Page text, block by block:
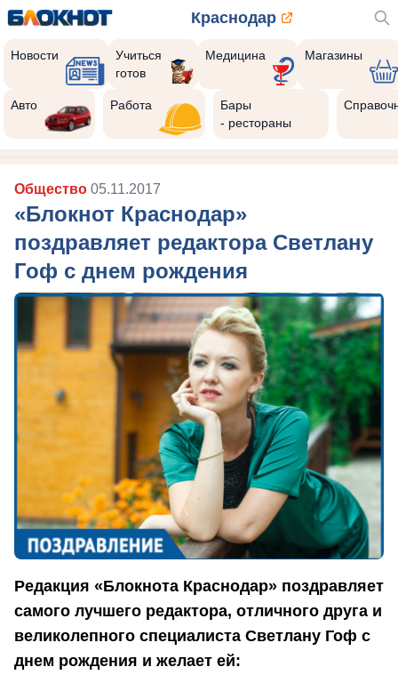
Краснодар
Новости
Учиться
готов
Медицина Магазины
Авто Работа
Бары
- рестораны
Общество 05.11.2017
«Блокнот Краснодар»
поздравляет редактора Светлану
Гоф с днем рождения
Редакция «Блокнота Краснодар» поздравляет
самого лучшего редактора, отличного друга и
великолепного специалиста Светлану Гоф с
днем рождения и желает ей: